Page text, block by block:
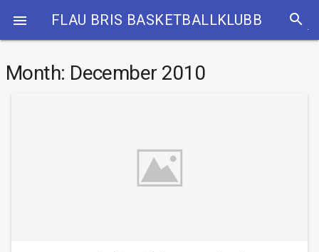
 FLAU BRIS BASKETBALLKLUBB search
Month: December 2010